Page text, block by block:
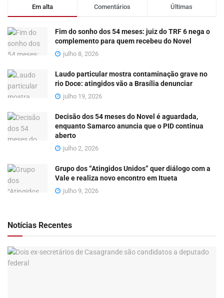
Em alta Comentários Últimas
Fim do sonho dos 54 meses: juiz do TRF 6 nega o
complemento para quem recebeu do Novel
julho 8, 2026
Laudo particular mostra contaminação grave no
rio Doce: atingidos vão a Brasília denunciar
julho 19, 2026
Decisão dos 54 meses do Novel é aguardada,
enquanto Samarco anuncia que o PID continua
aberto
julho 2, 2026
Grupo dos “Atingidos Unidos” quer diálogo com a
Vale e realiza novo encontro em Itueta
julho 9, 2026
Notícias Recentes